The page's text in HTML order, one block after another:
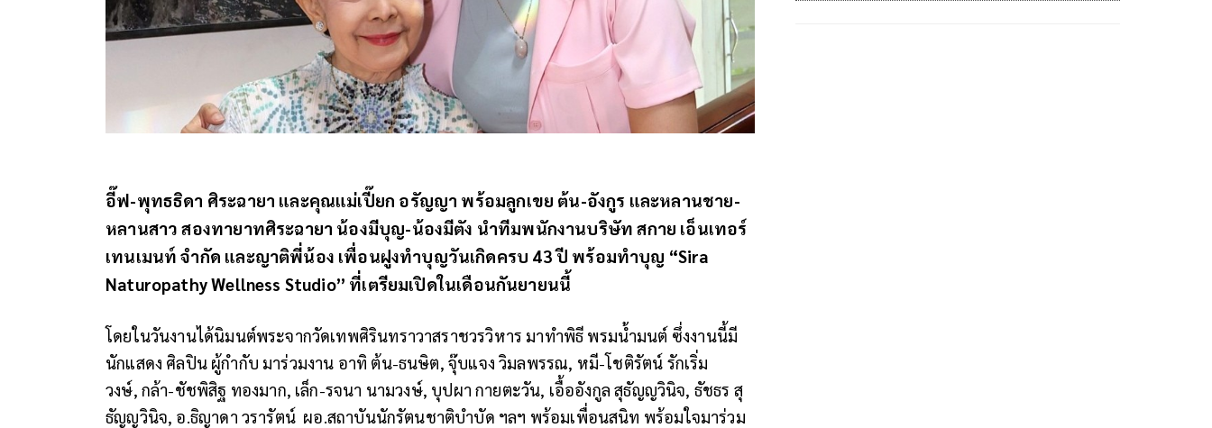
อี๊ฟ-พุทธธิดา ศิระฉายา และคุณแม่เปี๊ยก อรัญญา พร้อมลูกเขย ต้น-อังกูร และหลานชาย-
หลานสาว สองทายาทศิระฉายา น้องมีบุญ-น้องมีตัง นำทีมพนักงานบริษัท สกาย เอ็นเทอร์
เทนเมนท์ จำกัด และญาติพี่น้อง เพื่อนฝูงทำบุญวันเกิดครบ 43 ปี พร้อมทำบุญ “Sira
Naturopathy Wellness Studio” ที่เตรียมเปิดในเดือนกันยายนนี้
โดยในวันงานได้นิมนต์พระจากวัดเทพศิรินทราวาสราชวรวิหาร มาทำพิธี พรมน้ำมนต์ ซึ่งงานนี้มี
นักแสดง ศิลปิน ผู้กำกับ มาร่วมงาน อาทิ ต้น-ธนษิต, จุ๊บแจง วิมลพรรณ, หมี-โชติรัตน์ รักเริ่ม
วงษ์, กล้า-ชัชพิสิฐ ทองมาก, เล็ก-รจนา นามวงษ์, บุปผา กายตะวัน, เอื้ออังกูล สุธัญญวินิจ, ธัชธร สุ
ธัญญวินิจ, อ.ธิญาดา วรารัตน์ ผอ.สถาบันนักรัตนชาติบำบัด ฯลฯ พร้อมเพื่อนสนิท พร้อมใจมาร่วม